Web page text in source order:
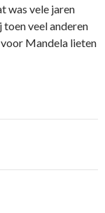
was vele jaren
toen veel anderen
Mandela lieten